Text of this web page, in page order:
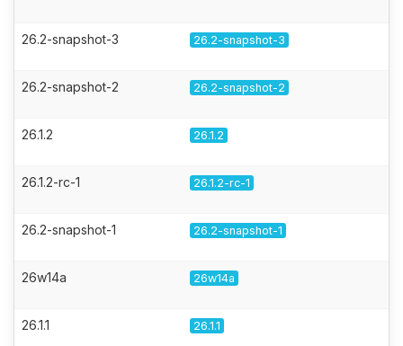
26.2-snapshot-3 26.2-snapshot-3
26.2-snapshot-2 26.2-snapshot-2
26.1.2 26.1.2
26.1.2-rc-1 26.1.2-rc-1
26.2-snapshot-1 26.2-snapshot-1
26w14a 26w14a
26.1.1 26.1.1